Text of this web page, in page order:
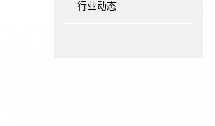
行业动态